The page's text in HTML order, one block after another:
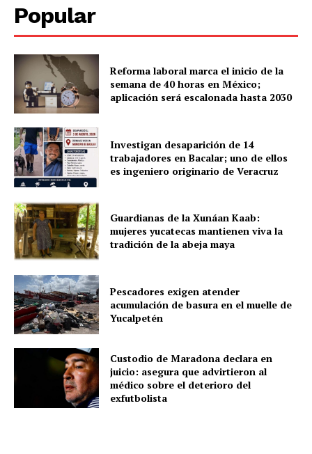
Menú
Yucatán
Sociedad y Negocios
Deportes
Política
Municipios
Popular
Reforma laboral marca el inicio de la
semana de 40 horas en México;
aplicación será escalonada hasta 2030
Investigan desaparición de 14
trabajadores en Bacalar; uno de ellos
es ingeniero originario de Veracruz
Guardianas de la Xunáan Kaab:
mujeres yucatecas mantienen viva la
tradición de la abeja maya
Pescadores exigen atender
acumulación de basura en el muelle de
Yucalpetén
Custodio de Maradona declara en
juicio: asegura que advirtieron al
médico sobre el deterioro del
exfutbolista